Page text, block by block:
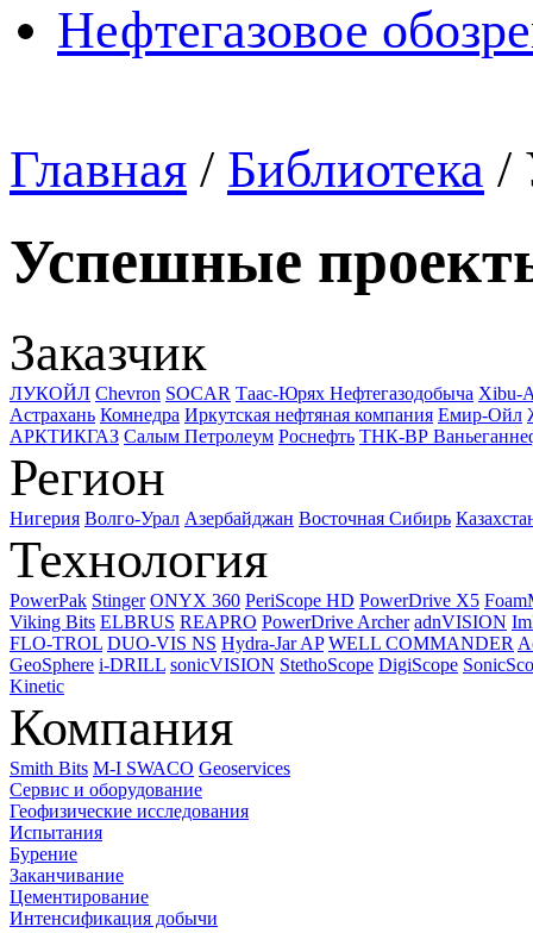
Нефтегазовое
Главная / Библиотека /
Успешные
Заказчик
ЛУКОЙЛ Chevron SOCAR Таас-Юрях Нефтегазодобыча Xibu-
Астрахань Комнедра Иркутская нефтяная компания Емир-Ойл
АРКТИКГАЗ Салым Петролеум Роснефть ТНК-ВР
Регион
Нигерия Волго-Урал Азербайджан Восточная Сибирь
Технология
PowerPak Stinger ONYX 360 PeriScope HD PowerDrive X5
Viking Bits ELBRUS REAPRO PowerDrive Archer adnVISION
FLO-TROL DUO-VIS NS Hydra-Jar AP WELL COMMANDER
GeoSphere i-DRILL sonicVISION StethoScope DigiScope
Kinetic
Компания
Smith Bits M-I SWACO Geoservices
Сервис и оборудование
Геофизические исследования
Испытания
Бурение
Заканчивание
Цементирование
Интенсификация добычи